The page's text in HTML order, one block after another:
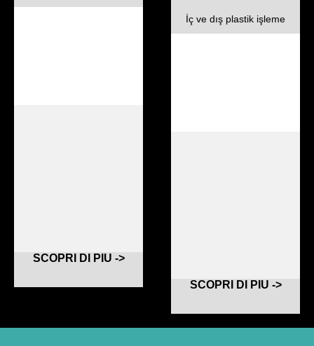
SCOPRI DI PIU ->
İç ve dış plastik işleme
SCOPRI DI PIU ->